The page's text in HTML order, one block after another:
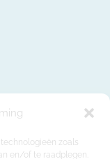
zoals
en/of te raadplegen.